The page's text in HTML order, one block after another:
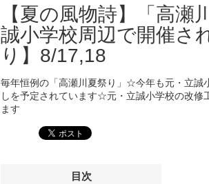
【夏の風物詩】「高
誠小学校周辺で開催さ
り】8/17,18
毎年恒例の「高瀬川夏祭り」☆今年も元・立誠
しを予定されています☆元・立誠小学校の改修
ます
目次